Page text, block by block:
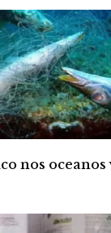
nos oceanos